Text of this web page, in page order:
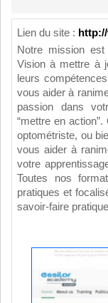
Lien du site :
Notre mission est
Vision à mettre à
leurs
vous aider à
passion dans
“mettre en
optométriste, ou
vous aider à
votre
Toutes nos
pratiques et
savoir-faire